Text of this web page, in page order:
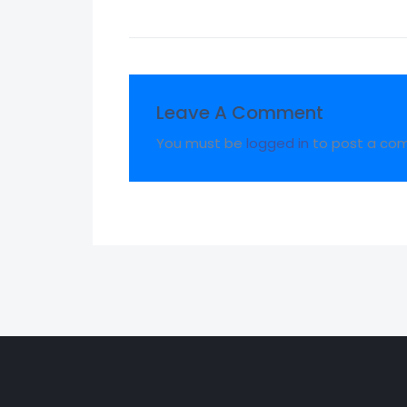
Leave A Comment
You must be logged in to post a